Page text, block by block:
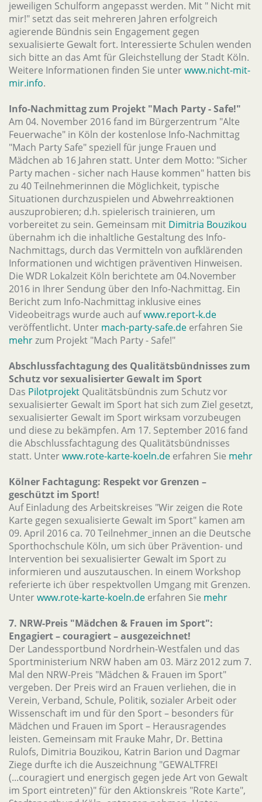
jeweiligen Schulform angepasst werden. Mit " Nicht mit
mir!" setzt das seit mehreren Jahren erfolgreich
agierende Bündnis sein Engagement gegen
sexualisierte Gewalt fort. Interessierte Schulen wenden
sich bitte an das Amt für Gleichstellung der Stadt Köln.
Weitere Informationen finden Sie unterwww.nicht-mit-
mir.info.
Info-Nachmittag zum Projekt "Mach Party - Safe!"
Am 04. November 2016 fand im Bürgerzentrum "Alte
Feuerwache" in Köln der kostenlose Info-Nachmittag
"Mach Party Safe" speziell für junge Frauen und
Mädchen ab 16 Jahren statt. Unter dem Motto: "Sicher
Party machen - sicher nach Hause kommen" hatten bis
zu 40 Teilnehmerinnen die Möglichkeit, typische
Situationen durchzuspielen und Abwehrreaktionen
auszuprobieren; d.h. spielerisch trainieren, um
vorbereitet zu sein. Gemeinsam mit Dimitria Bouzikou
übernahm ich die inhaltliche Gestaltung des Info-
Nachmittags, durch das Vermitteln von aufklärenden
Informationen und wichtigen präventiven Hinweisen.
Die WDR Lokalzeit Köln berichtete am 04.November
2016 in Ihrer Sendung über den Info-Nachmittag. Ein
Bericht zum Info-Nachmittag inklusive eines
Videobeitrags wurde auch aufwww.report-k.de
veröffentlicht. Unter mach-party-safe.de erfahren Sie
mehrzum Projekt "Mach Party - Safe!"
Abschlussfachtagung des Qualitätsbündnisses zum
Schutz vor sexualisierter Gewalt im Sport
Das Pilotprojekt Qualitätsbündnis zum Schutz vor
sexualisierter Gewalt im Sport hat sich zum Ziel gesetzt,
sexualisierter Gewalt im Sport wirksam vorzubeugen
und diese zu bekämpfen. Am 17. September 2016 fand
die Abschlussfachtagung des Qualitätsbündnisses
statt. Unterwww.rote-karte-koeln.de erfahren Sie mehr
Kölner Fachtagung: Respekt vor Grenzen –
geschützt im Sport!
Auf Einladung des Arbeitskreises "Wir zeigen die Rote
Karte gegen sexualisierte Gewalt im Sport" kamen am
09. April 2016 ca. 70 Teilnehmer_innen an die Deutsche
Sporthochschule Köln, um sich über Prävention- und
Intervention bei sexualisierter Gewalt im Sport zu
informieren und auszutauschen. In einem Workshop
referierte ich über respektvollen Umgang mit Grenzen.
Unterwww.rote-karte-koeln.de erfahren Sie mehr
7. NRW-Preis "Mädchen & Frauen im Sport":
Engagiert – couragiert – ausgezeichnet!
Der Landessportbund Nordrhein-Westfalen und das
Sportministerium NRW haben am 03. März 2012 zum 7.
Mal den NRW-Preis "Mädchen & Frauen im Sport"
vergeben. Der Preis wird an Frauen verliehen, die in
Verein, Verband, Schule, Politik, sozialer Arbeit oder
Wissenschaft im und für den Sport – besonders für
Mädchen und Frauen im Sport – Herausragendes
leisten. Gemeinsam mit Frauke Mahr, Dr. Bettina
Rulofs, Dimitria Bouzikou, Katrin Barion und Dagmar
Ziege durfte ich die Auszeichnung "GEWALTFREI
(...couragiert und energisch gegen jede Art von Gewalt
im Sport eintreten)" für den Aktionskreis "Rote Karte",